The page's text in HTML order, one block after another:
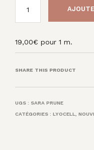
19,00€ pour 1 m.
SHARE THIS PRODUCT
UGS : SARA PRUNE
CATÉGORIES : LYOCELL,